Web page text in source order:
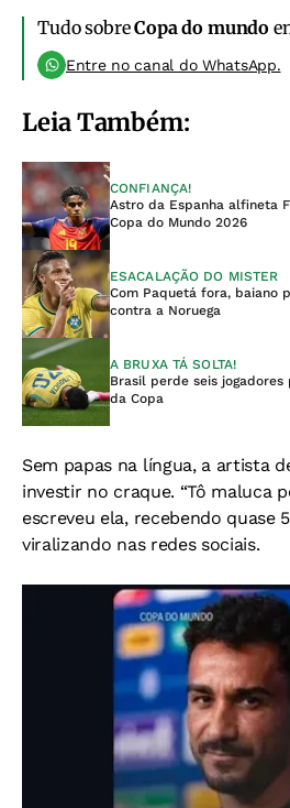
Tudo sobreCopa do mundo
Entre no canal do WhatsApp.
Leia Também:
CONFIANÇA!
Astro da Espanha alfineta
Copa do Mundo 2026
ESACALAÇÃO DO MISTER
Com Paquetá fora, baiano
contra a Noruega
A BRUXA TÁ SOLTA!
Brasil perde seis
da Copa
Sem papas na língua, a artista
investir no craque. “Tô maluca
escreveu ela, recebendo quase
viralizando nas redes sociais.